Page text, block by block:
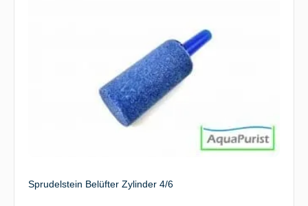
Sprudelstein Belüfter Zylinder 4/6